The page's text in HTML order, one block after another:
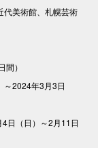
美術館、札幌芸術
）
～2024年3月3日
日（日）～2月11日